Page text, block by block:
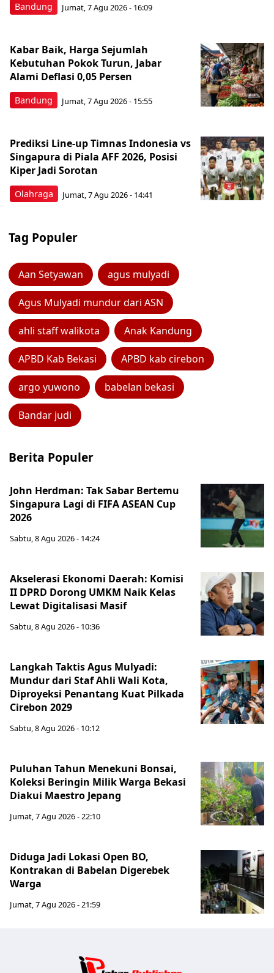
Bandung Jumat, 7 Agu 2026 - 16:09
Bandung
Kabar Baik, Harga Sejumlah
Kebutuhan Pokok Turun, Jabar
Alami Deflasi 0,05 Persen
Jumat, 7 Agu 2026 - 15:55
Olahraga
Prediksi Line-up Timnas Indonesia vs
Singapura di Piala AFF 2026, Posisi
Kiper Jadi Sorotan
Jumat, 7 Agu 2026 - 14:41
Tag Populer
Aan Setyawan agus mulyadi
Agus Mulyadi mundur dari ASN
ahli staff walikota Anak Kandung
APBD Kab Bekasi APBD kab cirebon
argo yuwono babelan bekasi
Bandar judi
Berita Populer
John Herdman: Tak Sabar Bertemu
Singapura Lagi di FIFA ASEAN Cup
2026
Sabtu, 8 Agu 2026 - 14:24
Akselerasi Ekonomi Daerah: Komisi
II DPRD Dorong UMKM Naik Kelas
Lewat Digitalisasi Masif
Sabtu, 8 Agu 2026 - 10:36
Langkah Taktis Agus Mulyadi:
Mundur dari Staf Ahli Wali Kota,
Diproyeksi Penantang Kuat Pilkada
Cirebon 2029
Sabtu, 8 Agu 2026 - 10:12
Puluhan Tahun Menekuni Bonsai,
Koleksi Beringin Milik Warga Bekasi
Diakui Maestro Jepang
Jumat, 7 Agu 2026 - 22:10
Diduga Jadi Lokasi Open BO,
Kontrakan di Babelan Digerebek
Warga
Jumat, 7 Agu 2026 - 21:59